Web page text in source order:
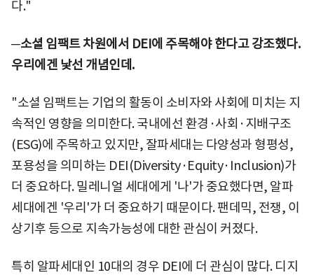
다."
─소셜 임팩트 차원에서 DEI에 주목해야 한다고 강조했다.
우리에겐 낯선 개념인데.
"소셜 임팩트는 기업의 활동이 소비자와 사회에 미치는 지
속적인 영향을 의미한다. 국내에선 환경·사회·지배구조
(ESG)에 주목하고 있지만, 잘파세대는 다양성과 형평성,
포용성을 의미하는 DEI(Diversity·Equity·Inclusion)가
더 중요하다. 밀레니얼 세대에게 '나'가 중요했다면, 알파
세대에겐 '우리'가 더 중요하기 때문이다. 팬데믹, 전쟁, 이
상기후 등으로 지속가능성에 대한 관심이 커졌다.
특히 알파세대인 10대의 경우 DEI에 더 관심이 많다. 디지